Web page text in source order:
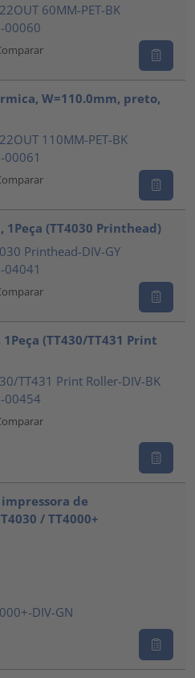
60MM-PET-BK
00060
W=110.0mm, preto,
110MM-PET-BK
00061
1Peça (TT4030 Printhead)
Printhead-DIV-GY
04041
(TT430/TT431 Print
TT431 Print Roller-DIV-BK
00454
de
/ TT4000+
DIV-GN